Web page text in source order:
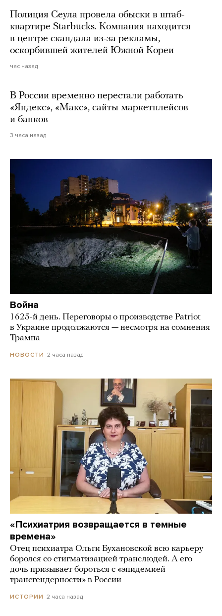
Полиция Сеула провела обыски в штаб-
квартире Starbucks. Компания находится
в центре скандала из-за рекламы,
оскорбившей жителей Южной Кореи
час назад
В России временно перестали работать
«Яндекс», «Макс», сайты маркетплейсов
и банков
3 часа назад
Война
1625-й день. Переговоры о производстве Patriot
в Украине продолжаются — несмотря на сомнения
Трампа
НОВОСТИ 2 часа назад
«Психиатрия возвращается в темные
времена»
Отец психиатра Ольги Бухановской всю карьеру
боролся со стигматизацией транслюдей. А его
дочь призывает бороться с «эпидемией
трансгендерности» в России
ИСТОРИИ 2 часа назад